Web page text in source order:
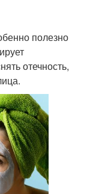
полезно
отечность,